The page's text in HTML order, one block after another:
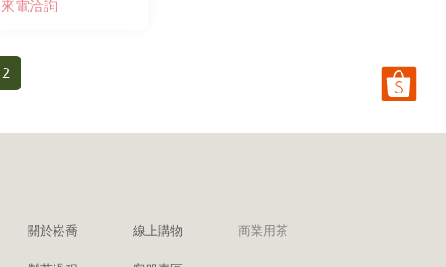
來電洽詢
2
關於崧喬 線上購物 商業用茶